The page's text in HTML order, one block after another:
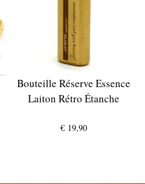
Bouteille Réserve Essence
Laiton Rétro Étanche
€ 19,90